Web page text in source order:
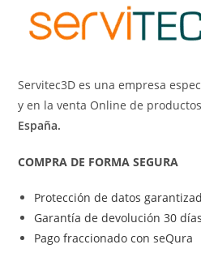
Servitec3D es una empresa
y en la venta Online de
España.
COMPRA DE FORMA SEGURA
Protección de datos
Garantía de devolución 30 días
Pago fraccionado con seQura